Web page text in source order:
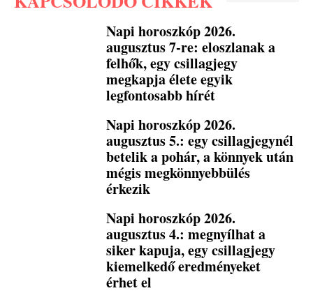
Napi horoszkóp 2026.
augusztus 7-re: eloszlanak a
felhők, egy csillagjegy
megkapja élete egyik
legfontosabb hírét
Napi horoszkóp 2026.
augusztus 5.: egy csillagjegynél
betelik a pohár, a könnyek után
mégis megkönnyebbülés
érkezik
Napi horoszkóp 2026.
augusztus 4.: megnyílhat a
siker kapuja, egy csillagjegy
kiemelkedő eredményeket
érhet el